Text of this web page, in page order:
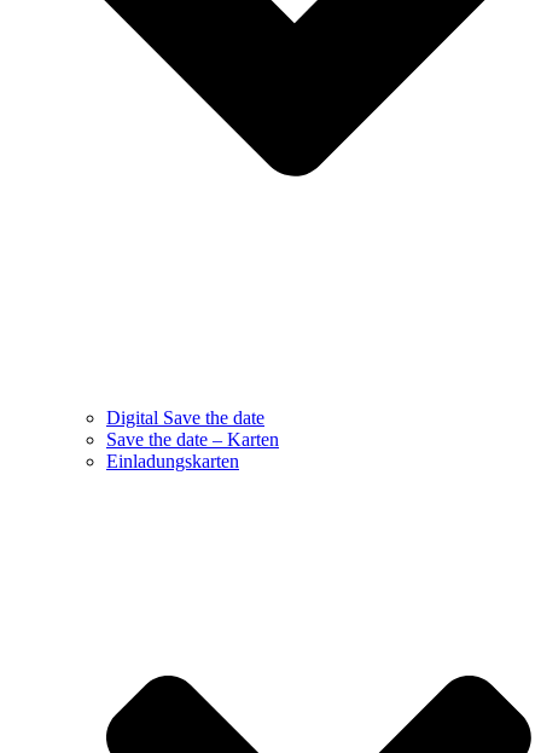
Digital Save the date
Save the date – Karten
Einladungskarten